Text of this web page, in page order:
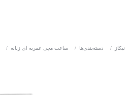
نیکاز / دسته‌بندی‌ها / ساعت مچی عقربه ای زنانه /